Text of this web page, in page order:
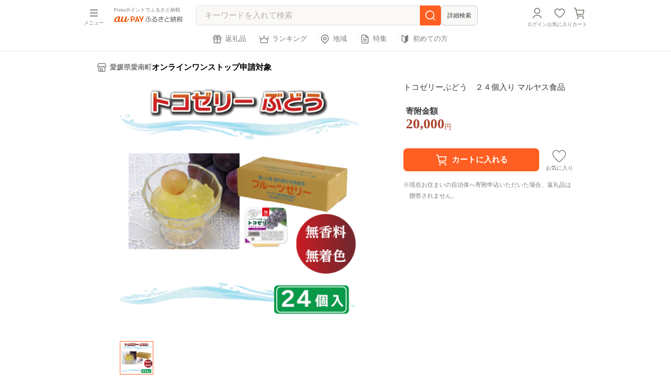
メニュー
Pontaポイントでふるさと納税
詳細検索
ログインお気に入り カート
返礼品 ランキング 地域 特集 初めての方
愛媛県愛南町 オンラインワンストップ申請対象
トコゼリーぶどう ２４個入り マルヤス食品
寄附金額
20,000 円
お気に入り
現在お住まいの自治体へ寄附申込いただいた場合、返礼品は
贈答されません。